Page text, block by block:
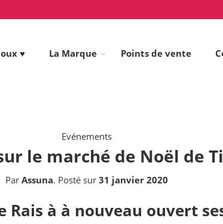
♥ La Marque Points de vente
Evénements
le marché de Noël de
Par Assuna. Posté sur 31 janvier 2020
Rais à à nouveau ouvert